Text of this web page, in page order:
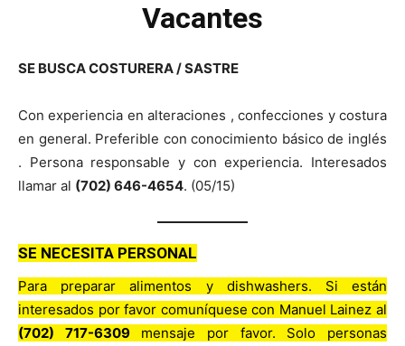
Vacantes
SE BUSCA COSTURERA / SASTRE
Con experiencia en alteraciones , confecciones y costura
en general. Preferible con conocimiento básico de inglés
. Persona responsable y con experiencia. Interesados
llamar al (702) 646-4654. (05/15)
SE NECESITA PERSONAL
Para preparar alimentos y dishwashers. Si están
interesados por favor comuníquese con Manuel Lainez al
(702) 717-6309mensaje por favor. Solo personas